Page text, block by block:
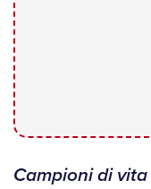
Campioni di vita